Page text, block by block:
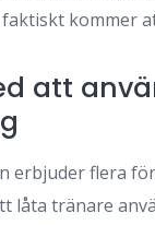
kommer
att
erbjuder flera
låta tränare